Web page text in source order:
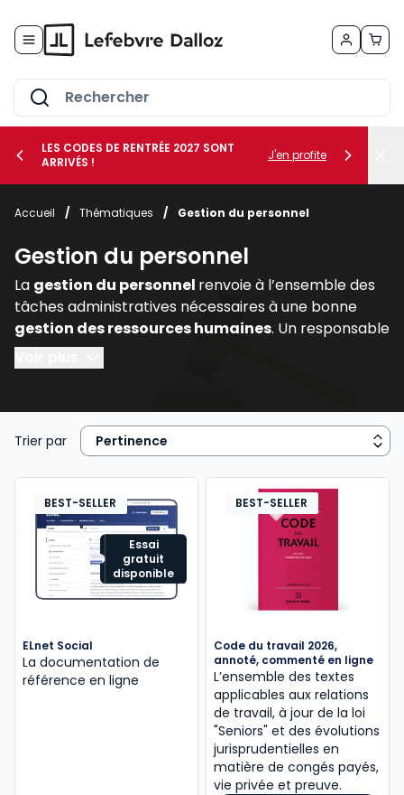
le sous-menu Vos métiers
le sous-menu Vos besoins
LES CODES DE RENTRÉE 2027 SONT
ARRIVÉS !
J'en profite
Accueil / Thématiques / Gestion du personnel
Gestion du personnel
La gestion du personnel renvoie à l’ensemble des
tâches administratives nécessaires à une bonne
gestion des ressources humaines. Un responsable
de l’administration du personnel doit :
embauche (rédaction d’une promesse
d’embauche, ducontrat de travail
- gérer etsuivre l’activité, letemps de travail, les
absences et lescongés des salariésen élaborant,
au besoin des tableaux de bord sociaux;
- d’une façon générale, garantir l’application de la
législation etréglementation sociales
prévention des risques professionnels,
procédure de licenciement,négociation d’une
rupture conventionnelle
, autrerupture de
- et assurer des relations sereines avec les
organismes extérieurs à l’entreprise(DIRECCTE,
Urssaf, Médecin du travail, Mutuelle…).
Trier par
Essai
gratuit
disponible
BEST-SELLER
ELnet Social
La documentation de
référence en ligne
BEST-SELLER
Code du travail 2026,
annoté, commenté en ligne
L’ensemble des textes
applicables aux relations
de travail, à jour de la loi
"Seniors" et des évolutions
jurisprudentielles en
matière de congés payés,
vie privée et preuve.